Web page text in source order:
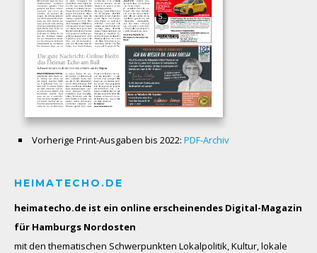
Vorherige Print-Ausgaben bis 2022: PDF-Archiv
HEIMATECHO.DE
heimatecho.de ist ein online erscheinendes Digital-Magazin
für Hamburgs Nordosten
mit den thematischen Schwerpunkten Lokalpolitik, Kultur, lokale